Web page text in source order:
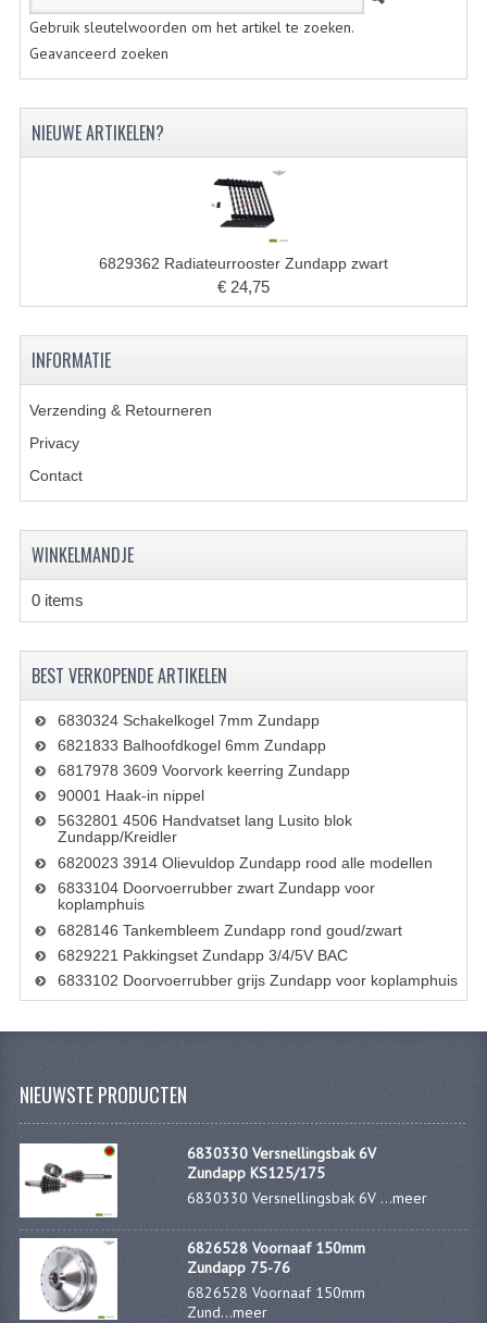
BUDDY SEATS
CRANKS EN STANDAARDS
EMBLEMEN EN STICKERS
MOTOROPHANGING
AANDRIJVERS EN LAGERS
VELGEN EN SPAKEN
ALUMINIUM VELGEN
CHROMEN VELGEN
SPAKEN
WIELEN DIVERSEN
SLOTEN
STUUR EN BEDIENING
COCKPIT ONDERDELEN
MAGURA BLOKHANDELS
KABELS
STUREN
TELLER ONDERDELEN
Gebruik sleutelwoorden om het artikel te zoeken.
Geavanceerd zoeken
NIEUWE ARTIKELEN?
6829362 Radiateurrooster Zundapp zwart
€ 24,75
INFORMATIE
Verzending & Retourneren
Privacy
Contact
WINKELMANDJE
0 items
BEST VERKOPENDE ARTIKELEN
6830324 Schakelkogel 7mm Zundapp
6821833 Balhoofdkogel 6mm Zundapp
6817978 3609 Voorvork keerring Zundapp
90001 Haak-in nippel
5632801 4506 Handvatset lang Lusito blok
Zundapp/Kreidler
6820023 3914 Olievuldop Zundapp rood alle modellen
6833104 Doorvoerrubber zwart Zundapp voor
koplamphuis
6828146 Tankembleem Zundapp rond goud/zwart
6829221 Pakkingset Zundapp 3/4/5V BAC
6833102 Doorvoerrubber grijs Zundapp voor koplamphuis
NIEUWSTE PRODUCTEN
6830330 Versnellingsbak 6V
Zundapp KS125/175
6830330 Versnellingsbak 6V ...meer
6826528 Voornaaf 150mm
Zundapp 75-76
6826528 Voornaaf 150mm
Zund...meer